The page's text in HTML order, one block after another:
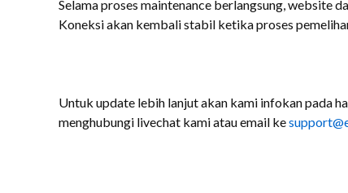
Selama proses maintenance berlangsung, website
Koneksi akan kembali stabil ketika proses
Untuk update lebih lanjut akan kami infokan pada
menghubungi livechat kami atau email ke